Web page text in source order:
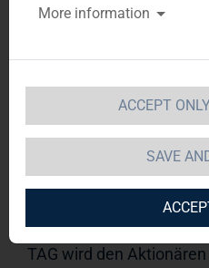
Aktionäre der
Estate an
TAG Immobilien AG  /
Übernahmeangebot
Immobilien AG kündigt
alle Aktionäre
TAG wird den Aktionären
More information
ACCEPT
SAVE